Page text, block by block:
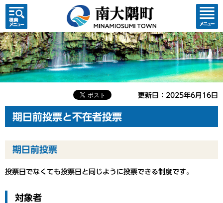
検索・
共通メ
ニュー
コンテ
ンツメ
ニュー
更新日：2025年6月16日
期日前投票と不在者投票
期日前投票
投票日でなくても投票日と同じように投票できる制度です。
対象者